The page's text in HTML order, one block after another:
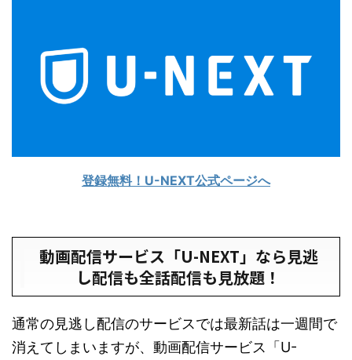
登録無料！U-NEXT公式ページへ
動画配信サービス「U-NEXT」なら見逃
し配信も全話配信も見放題！
通常の見逃し配信のサービスでは最新話は一週間で
消えてしまいますが、動画配信サービス「U-